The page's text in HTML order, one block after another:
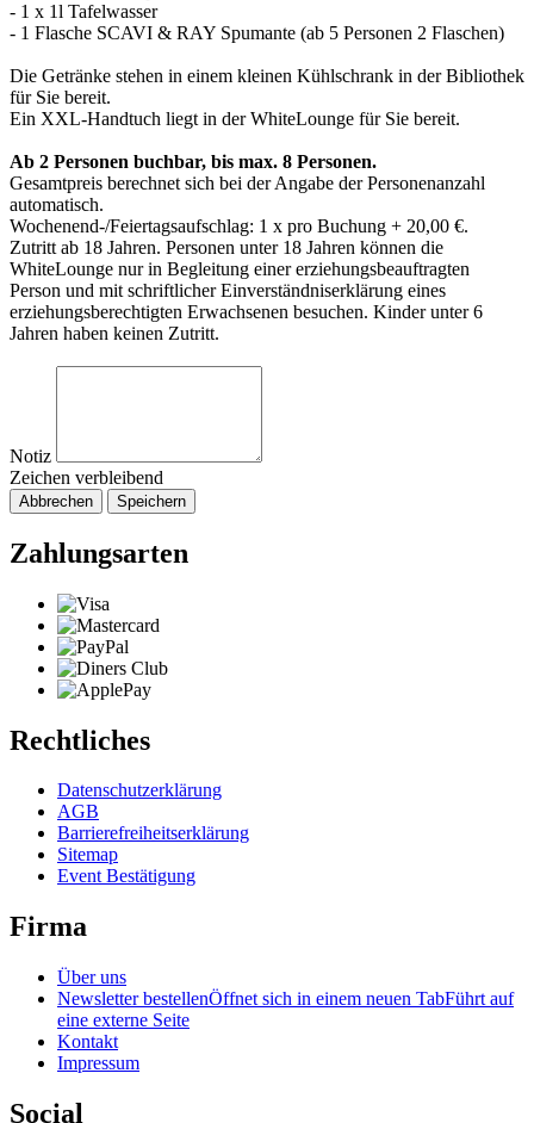
- 1 x 1l Tafelwasser
- 1 Flasche SCAVI & RAY Spumante (ab 5 Personen 2 Flaschen)
Die Getränke stehen in einem kleinen Kühlschrank in der Bibliothek
für Sie bereit.
Ein XXL-Handtuch liegt in der WhiteLounge für Sie bereit.
Ab 2 Personen buchbar, bis max. 8 Personen.
Gesamtpreis berechnet sich bei der Angabe der Personenanzahl
automatisch.
Wochenend-/Feiertagsaufschlag: 1 x pro Buchung + 20,00 €.
Zutritt ab 18 Jahren. Personen unter 18 Jahren können die
WhiteLounge nur in Begleitung einer erziehungsbeauftragten
Person und mit schriftlicher Einverständniserklärung eines
erziehungsberechtigten Erwachsenen besuchen. Kinder unter 6
Jahren haben keinen Zutritt.
Notiz
Zeichen verbleibend
Abbrechen Speichern
Zahlungsarten
Rechtliches
Datenschutzerklärung
AGB
Barrierefreiheitserklärung
Sitemap
Event Bestätigung
Firma
Über uns
Newsletter bestellenÖffnet sich in einem neuen TabFührt auf
eine externe Seite
Kontakt
Impressum
Social